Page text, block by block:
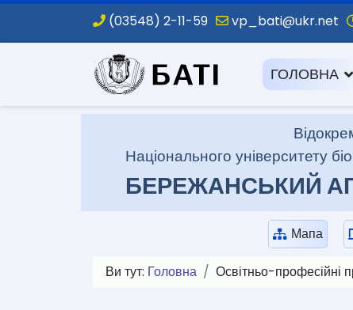
(03548) 2-11-59 vp_bati@ukr.net
.
ГОЛОВНА
Національного університету
БЕРЕЖАНСЬКИЙ
Мапа
Ви тут: Головна Освітньо-професійні